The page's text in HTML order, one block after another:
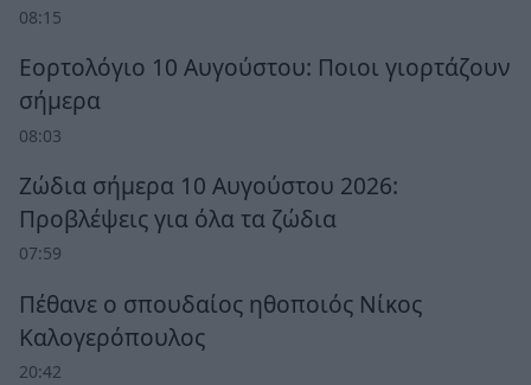
08:15
Εορτολόγιο 10 Αυγούστου: Ποιοι γιορτάζουν
σήμερα
08:03
Ζώδια σήμερα 10 Αυγούστου 2026:
Προβλέψεις για όλα τα ζώδια
07:59
Πέθανε ο σπουδαίος ηθοποιός Νίκος
Καλογερόπουλος
20:42